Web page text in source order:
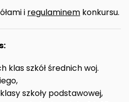
i regulaminem konkursu.
klas szkół średnich woj.
szkoły podstawowej,